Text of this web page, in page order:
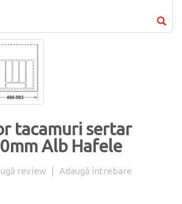
tacamuri sertar
Alb Hafele
review | Adaugă întrebare